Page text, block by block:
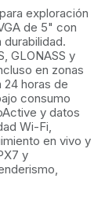
exploración
de 5" con
GLONASS y
en zonas
horas de
consumo
y datos
Wi-Fi,
en vivo y
y